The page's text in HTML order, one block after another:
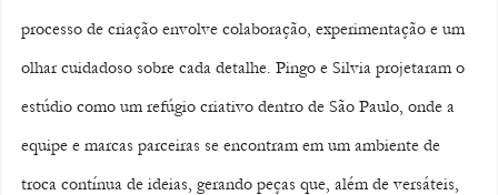
processo de criação envolve colaboração, experimentação e um
olhar cuidadoso sobre cada detalhe. Pingo e Silvia projetaram o
estúdio como um refúgio criativo dentro de São Paulo, onde a
equipe e marcas parceiras se encontram em um ambiente de
troca contínua de ideias, gerando peças que, além de versáteis,